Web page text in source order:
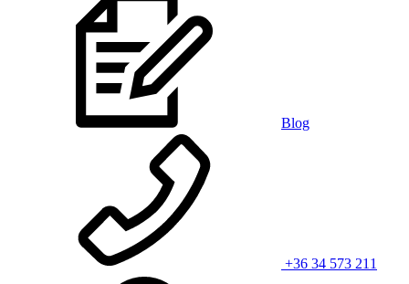
Blog
+36 34 573 211